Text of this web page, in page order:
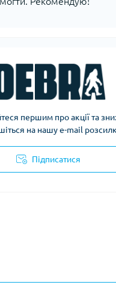
першим про акції та
на нашу e-mail
Підписатися